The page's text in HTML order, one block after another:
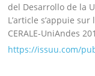
del Desarrollo de la
L’article s’appuie
CERALE-UniAndes
https://issuu.com/